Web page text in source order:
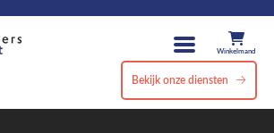
Winkelmand
Bekijk onze diensten